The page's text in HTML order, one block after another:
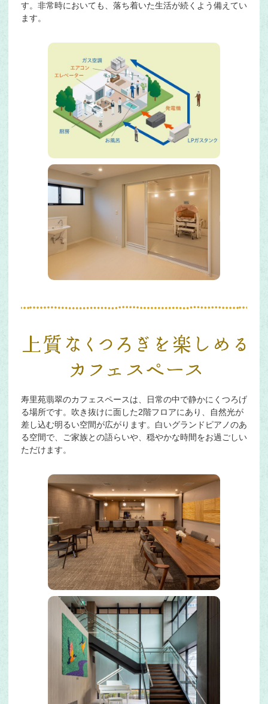
す。非常時においても、落ち着いた生活が続くよう備えてい
ます。
寿里苑翡翠のカフェスペースは、日常の中で静かにくつろげ
る場所です。吹き抜けに面した2階フロアにあり、自然光が
差し込む明るい空間が広がります。白いグランドピアノのあ
る空間で、ご家族との語らいや、穏やかな時間をお過ごしい
ただけます。